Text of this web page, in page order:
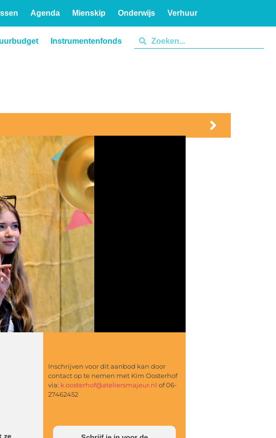
Agenda Mienskip Onderwijs Verhuur
Instrumentenfonds
ze
Inschrijven voor dit aanbod kan door
contact op te nemen met Kim Oosterhof
via: k.oosterhof@ateliersmajeur.nl of 06-
27462452